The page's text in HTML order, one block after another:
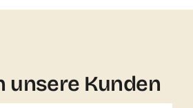
unsere Kunden